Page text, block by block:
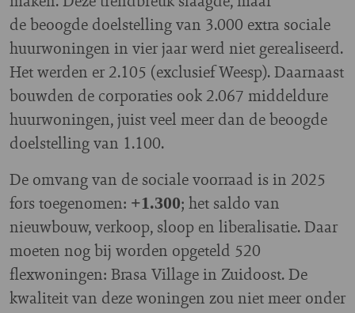
de beoogde doelstelling van 3.000 extra sociale
huurwoningen in vier jaar werd niet gerealiseerd.
Het werden er 2.105 (exclusief Weesp). Daarnaast
bouwden de corporaties ook 2.067 middeldure
huurwoningen, juist veel meer dan de beoogde
doelstelling van 1.100.
De omvang van de sociale voorraad is in 2025
fors toegenomen: +1.300; het saldo van
nieuwbouw, verkoop, sloop en liberalisatie. Daar
moeten nog bij worden opgeteld 520
flexwoningen: Brasa Village in Zuidoost. De
kwaliteit van deze woningen zou niet meer onder